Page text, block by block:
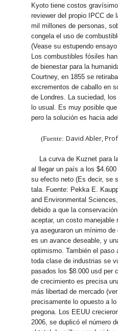
Kyoto tiene costos
reviewer del propio IPCC de
mil millones de personas,
congela el uso de
(Vease su estupendo
Los combustibles fósiles
de bienestar para la
Courtney, en 1855 se
excrementos de caballo en
de Londres. La suciedad,
lo usual. Es muy posible
pero la solución es hacia
(Fuente: David Abler,
La curva de Kuznet para
al llegar un país a los
su efecto neto (Es decir, se
tala. Fuente: Pekka E.
and Environmental
debido a que la
aceptar, un costo manejable
ya aseguraron un mínimo
es un avance deseable, y
optimismo. También el
toda clase de industrias se
pasados los $8.000 usd per
de crecimiento es precisa
más libertad de mercado
precisamente lo opuesto a
pregona. Los EEUU
2006, se duplicó el número